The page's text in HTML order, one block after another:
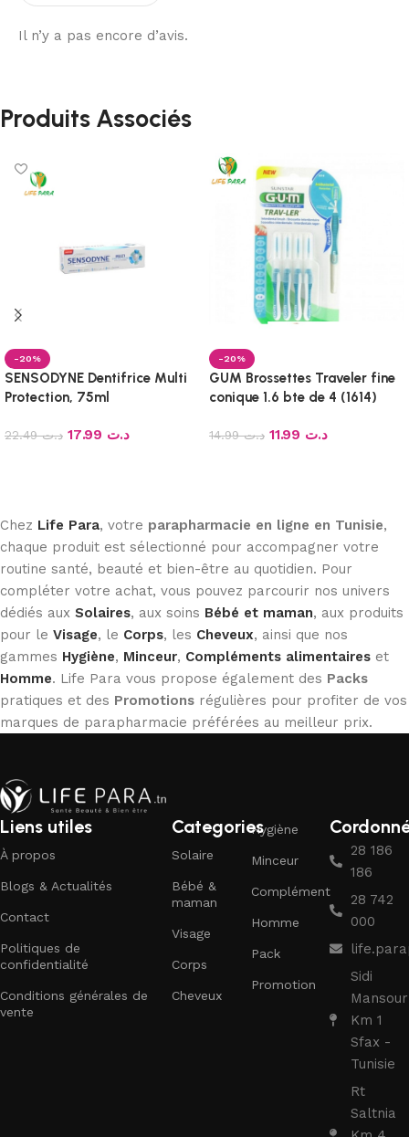
Il n’y a pas encore d’avis.
Produits Associés
-20%
SENSODYNE Dentifrice Multi
Protection, 75ml
د.ت22.49 د.ت
-20%
GUM Brossettes Traveler fine
conique 1.6 bte de 4 (1614)
د.ت14.99 د.ت
Chez Life Para, votre parapharmacie en ligne en Tunisie,
chaque produit est sélectionné pour accompagner votre
routine santé, beauté et bien-être au quotidien. Pour
compléter votre achat, vous pouvez parcourir nos univers
dédiés aux Solaires, aux soins Bébé et maman, aux produits
pour le Visage, le Corps, les Cheveux, ainsi que nos
gammes Hygiène, Minceur, Compléments alimentaires et
Homme. Life Para vous propose également des Packs
pratiques et des Promotions régulières pour profiter de vos
marques de parapharmacie préférées au meilleur prix.
Liens utiles
À propos
Blogs & Actualités
Contact
Politiques de
confidentialité
Conditions générales de
vente
Categories
Solaire
Bébé &
maman
Visage
Corps
Cheveux
Hygiène
Minceur
Complément
Homme
Pack
Promotion
28 186
186
28 742
000
Sidi
Mansour
Km 1
Sfax -
Tunisie
Rt
Saltnia